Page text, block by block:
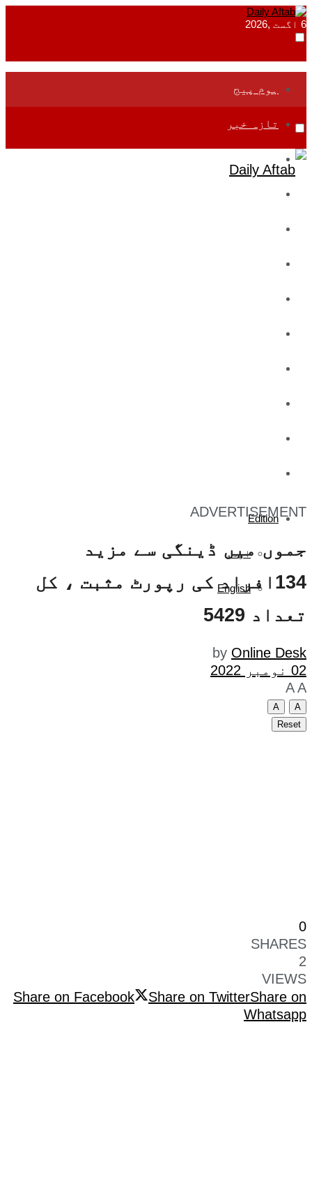
6 اگست ,2026
ہوم پیج
تازہ خبر
Edition
اردو
English
ADVERTISEMENT
جموں میں ڈینگی سے مزید
134افراد کی رپورٹ مثبت ، کل
تعداد 5429
by Online Desk
02 نومبر 2022
A A
A
A
Reset
0
SHARES
2
VIEWS
Share on Facebook
Share on TwitterShare on
Whatsapp